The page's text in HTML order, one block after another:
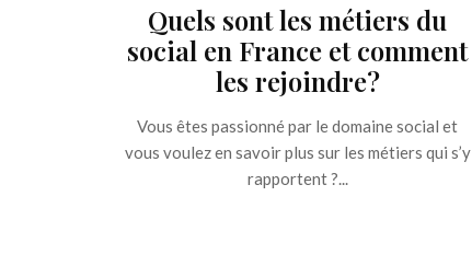
Quels sont les métiers du
social en France et comment
les rejoindre?
Vous êtes passionné par le domaine social et
vous voulez en savoir plus sur les métiers qui s’y
rapportent ?...